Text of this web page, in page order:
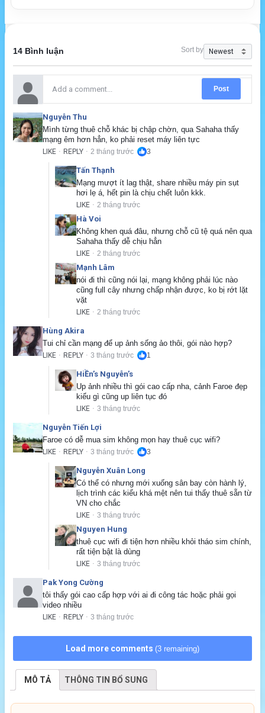
14 Bình luận Sort by
Post
Nguyễn Thu
Mình từng thuê chỗ khác bị chập chờn, qua Sahaha thấy
mạng êm hơn hẳn, ko phải reset máy liên tực
LIKE · REPLY · 2 tháng trước 3
Tấn Thạnh
Mạng mượt ít lag thật, share nhiều máy pin sụt
hơi lẹ á, hết pin là chịu chết luôn kkk.
LIKE · 2 tháng trước
Hà Voi
Không khen quá đâu, nhưng chỗ cũ tệ quá nên qua
Sahaha thấy dễ chịu hẳn
LIKE · 2 tháng trước
Mạnh Lâm
nói đi thì cũng nói lại, mạng không phải lúc nào
cũng full cây nhưng chấp nhận được, ko bị rớt lặt
vặt
LIKE · 2 tháng trước
Hùng Akira
Tui chỉ cần mạng để up ảnh sống ảo thôi, gói nào hợp?
LIKE · REPLY · 3 tháng trước 1
HiỀn’s Nguyễn’s
Up ảnh nhiều thì gói cao cấp nha, cảnh Faroe đẹp
kiểu gì cũng up liên tục đó
LIKE · 3 tháng trước
Nguyễn Tiến Lợi
Faroe có dễ mua sim không mọn hay thuê cục wifi?
LIKE · REPLY · 3 tháng trước 3
Nguyễn Xuân Long
Có thể có nhưng mới xuống sân bay còn hành lý,
lịch trình các kiểu khá mệt nên tui thấy thuê sẵn từ
VN cho chắc
LIKE · 3 tháng trước
Nguyen Hung
thuê cục wifi đi tiện hơn nhiều khỏi tháo sim chính,
rất tiện bật là dùng
LIKE · 3 tháng trước
Pak Yong Cường
tôi thấy gói cao cấp hợp với ai đi công tác hoặc phải gọi
video nhiều
LIKE · REPLY · 3 tháng trước
Load more comments (3 remaining)
MÔ TẢ THÔNG TIN BỔ SUNG